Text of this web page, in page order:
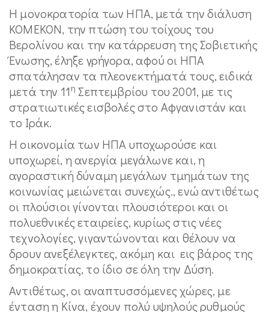
Η μονοκρατορία των ΗΠΑ, μετά την διάλυση
ΚΟΜΕΚΟΝ, την πτώση του τοίχους του
Βερολίνου και την κατάρρευση της Σοβιετικής
Ένωσης, έληξε γρήγορα, αφού οι ΗΠΑ
σπατάλησαν τα πλεονεκτήματά τους, ειδικά
μετά την 11η Σεπτεμβρίου του 2001, με τις
στρατιωτικές εισβολές στο Αφγανιστάν και
το Ιράκ.
Η οικονομία των ΗΠΑ υποχωρούσε και
υποχωρεί, η ανεργία μεγάλωνε και, η
αγοραστική δύναμη μεγάλων τμημάτων της
κοινωνίας μειώνεται συνεχώς., ενώ αντιθέτως
οι πλούσιοι γίνονται πλουσιότεροι και οι
πολυεθνικές εταιρείες, κυρίως στις νέες
τεχνολογίες, γιγαντώνονται και θέλουν να
δρουν ανεξέλεγκτες, ακόμη και εις βάρος της
δημοκρατίας, το ίδιο σε όλη την Δύση.
Αντιθέτως, οι αναπτυσσόμενες χώρες, με
ένταση η Κίνα, έχουν πολύ υψηλούς ρυθμούς